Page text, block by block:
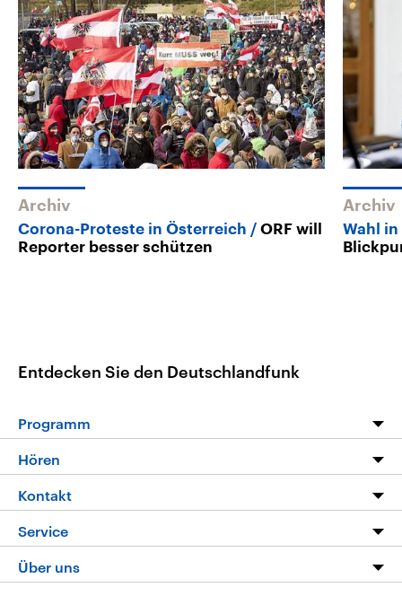
Archiv
Corona-Proteste in Österreich
ORF will
Reporter besser schützen
Archiv
Wahl
Entdecken Sie den Deutschlandfunk
Programm
Programm
Die Nachrichten
Nachrichtenleicht
Neue Beiträge auf dlf.de
Hören
Livestream
Podcasts
Deutschlandfunk App
Kontakt
Hörerservice
Service
FAQ
Über uns